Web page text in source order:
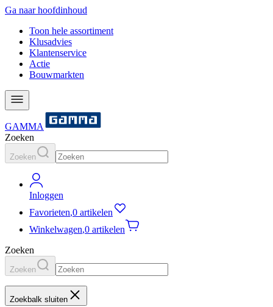
Ga naar hoofdinhoud
Toon hele assortiment
Klusadvies
Klantenservice
Actie
Bouwmarkten
GAMMA
Zoeken
Zoeken
Inloggen
Favorieten,0 artikelen
Winkelwagen,0 artikelen
Zoeken
Zoeken
Zoekbalk sluiten